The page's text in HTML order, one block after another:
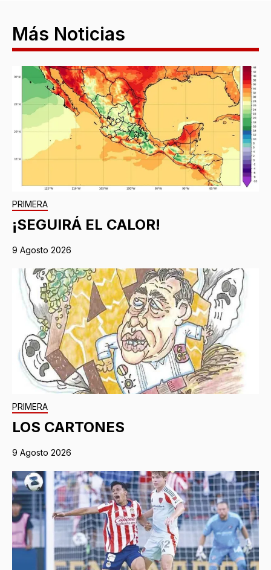
Más Noticias
PRIMERA
¡SEGUIRÁ EL CALOR!
9 Agosto 2026
PRIMERA
LOS CARTONES
9 Agosto 2026